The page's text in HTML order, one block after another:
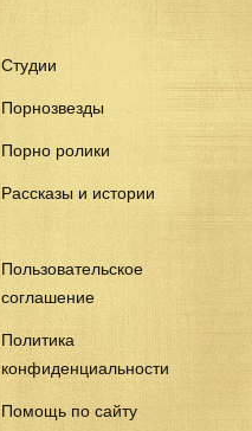
Студии
Порнозвезды
Порно ролики
Рассказы и истории
Пользовательское
соглашение
Политика
конфиденциальности
Помощь по сайту